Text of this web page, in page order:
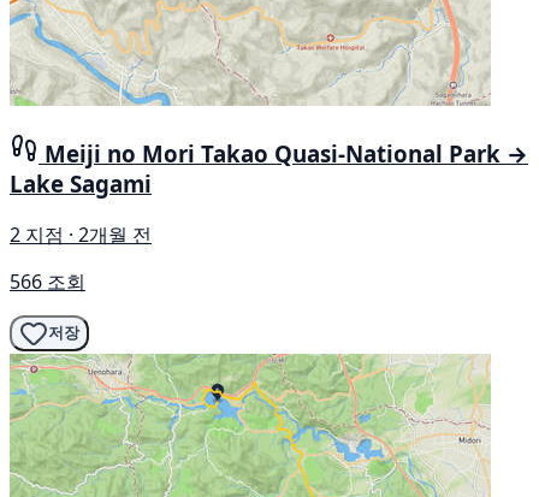
Meiji no Mori Takao Quasi-National Park →
Lake Sagami
2 지점 · 2개월 전
566 조회
저장